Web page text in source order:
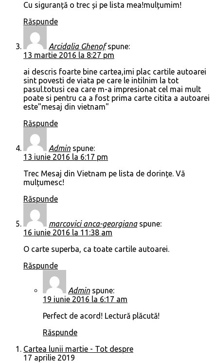
Cu siguranță o trec și pe lista mea!mulțumim!
Răspunde
Arcidalia Ghenof spune:
13 martie 2016 la 8:27 pm
ai descris foarte bine cartea,imi plac cartile autoarei
sint povesti de viata pe care le intilnim la tot
pasul.totusi cea care m-a impresionat cel mai mult
poate si pentru ca a fost prima carte citita a autoarei
este"mesaj din vietnam"
Răspunde
Admin spune:
13 iunie 2016 la 6:17 pm
Trec Mesaj din Vietnam pe lista de dorințe. Vă
mulțumesc!
Răspunde
marcovici anca-georgiana spune:
16 iunie 2016 la 11:38 am
O carte superba, ca toate cartile autoarei.
Răspunde
Admin spune:
19 iunie 2016 la 6:17 am
Perfect de acord! Lectură plăcută!
Răspunde
Cartea lunii martie - Tot despre
17 aprilie 2019